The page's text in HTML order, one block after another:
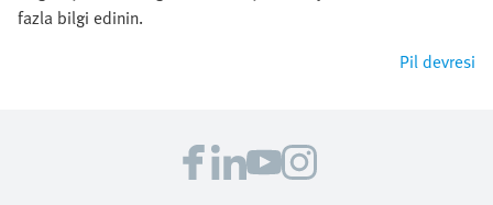
fazla bilgi edinin.
Pil devresi